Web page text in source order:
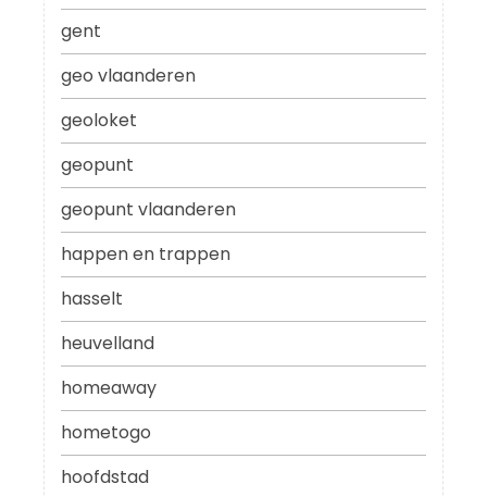
gent
geo vlaanderen
geoloket
geopunt
geopunt vlaanderen
happen en trappen
hasselt
heuvelland
homeaway
hometogo
hoofdstad